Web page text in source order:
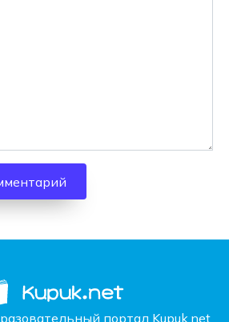
портал Kupuk.net